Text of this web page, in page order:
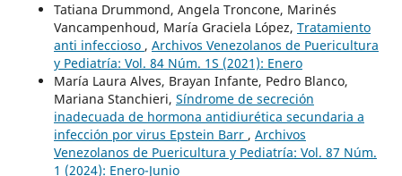
Tatiana Drummond, Angela Troncone, Marinés
Vancampenhoud, María Graciela López, Tratamiento
anti infeccioso , Archivos Venezolanos de Puericultura
y Pediatría: Vol. 84 Núm. 1S (2021): Enero
María Laura Alves, Brayan Infante, Pedro Blanco,
Mariana Stanchieri, Síndrome de secreción
inadecuada de hormona antidiurética secundaria a
infección por virus Epstein Barr , Archivos
Venezolanos de Puericultura y Pediatría: Vol. 87 Núm.
1 (2024): Enero-Junio